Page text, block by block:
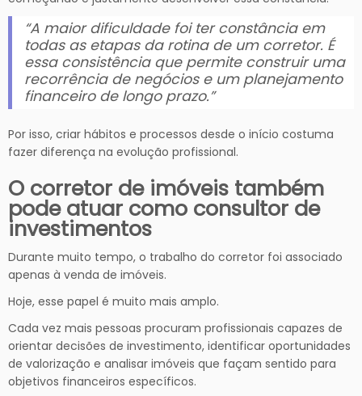
“A maior dificuldade foi ter constância em
todas as etapas da rotina de um corretor. É
essa consistência que permite construir uma
recorrência de negócios e um planejamento
financeiro de longo prazo.”
Por isso, criar hábitos e processos desde o início costuma
fazer diferença na evolução profissional.
O corretor de imóveis também
pode atuar como consultor de
investimentos
Durante muito tempo, o trabalho do corretor foi associado
apenas à venda de imóveis.
Hoje, esse papel é muito mais amplo.
Cada vez mais pessoas procuram profissionais capazes de
orientar decisões de investimento, identificar oportunidades
de valorização e analisar imóveis que façam sentido para
objetivos financeiros específicos.